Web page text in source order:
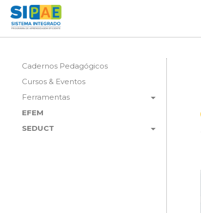
Cadernos Pedagógicos
Cursos & Eventos
arrow_drop_down
Ferramentas
EFEM
arrow_drop_down
SEDUCT